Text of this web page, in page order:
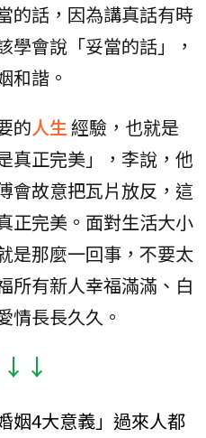
的話，因為講真話有時
學會說「妥當的話」，
和諧。
的人生經驗，也就是
真正完美」，李說，他
會故意把瓦片放反，這
正完美。面對生活大小
是那麼一回事，不要太
所有新人幸福滿滿、白
情長長久久。
姻4大意義」過來人都